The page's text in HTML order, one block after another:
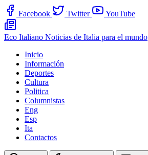
Facebook Twitter YouTube
Eco Italiano Noticias de Italia para el mundo
Inicio
Información
Deportes
Cultura
Politica
Columnistas
Eng
Esp
Ita
Contactos